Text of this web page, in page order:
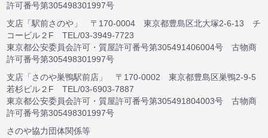
許可番号第305498301997号
支店「駅前さのや」 〒170-0004 東京都豊島区北大塚2-6-13 チ
コービル２F TEL/03-3949-7723
東京都公安委員会許可・質屋許可番号第305491406004号 古物商
許可番号第305498301997号
支店「さのや巣鴨駅前店」 〒170-0002 東京都豊島区巣鴨2-9-5
若杉ビル２F TEL/03-6903-7887
東京都公安委員会許可・質屋許可番号第305491804003号 古物商
許可番号第305498301997号
さのや協力団体関係等